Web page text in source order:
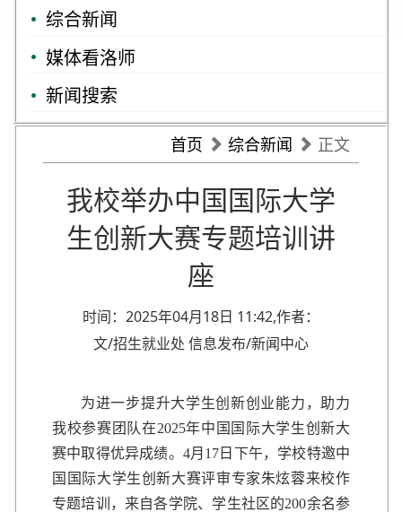
综合新闻
媒体看洛师
新闻搜索
首页 综合新闻 正文
我校举办中国国际大学
生创新大赛专题培训讲
座
时间：2025年04月18日 11:42,作者：
文/招生就业处 信息发布/新闻中心
为进一步提升大学生创新创业能力，助力
我校参赛团队在2025年中国国际大学生创新大
赛中取得优异成绩。4月17日下午，学校特邀中
国国际大学生创新大赛评审专家朱炫蓉来校作
专题培训，来自各学院、学生社区的200余名参